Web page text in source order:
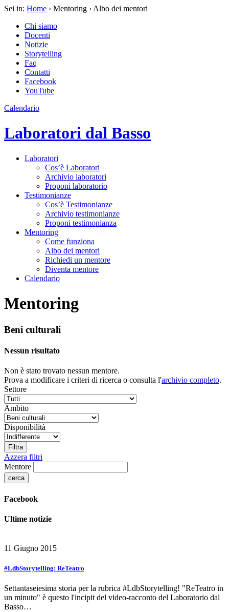
Sei in: Home › Mentoring › Albo dei mentori
Chi siamo
Docenti
Notizie
Storytelling
Faq
Contatti
Facebook
YouTube
Calendario
Laboratori dal Basso
Laboratori
Cos’è Laboratori
Archivio laboratori
Proponi laboratorio
Testimonianze
Cos’è Testimonianze
Archivio testimonianze
Proponi testimonianza
Mentoring
Come funziona
Albo dei mentori
Richiedi un mentore
Diventa mentore
Calendario
Mentoring
Beni culturali
Nessun risultato
Non è stato trovato nessun mentore.
Prova a modificare i criteri di ricerca o consulta l'archivio completo.
Settore
Ambito
Disponibilità
Azzera filtri
Mentore
Facebook
Ultime notizie
11 Giugno 2015
#LdbStorytelling: ReTeatro
Settantaseiesima storia per la rubrica #LdbStorytelling! "ReTeatro in
un minuto" è questo l'incipit del video-racconto del Laboratorio dal
Basso…